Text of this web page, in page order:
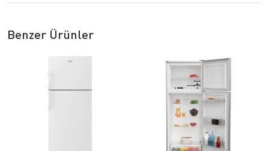
Benzer Ürünler